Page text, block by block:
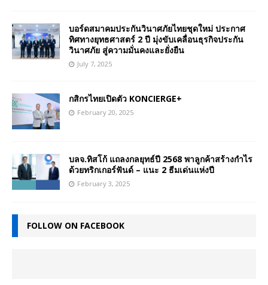
บอร์ดสมาคมประกันวินาศภัยไทยชุดใหม่ ประกาศ
ทิศทางยุทธศาสตร์ 2 ปี มุ่งขับเคลื่อนธุรกิจประกัน
วินาศภัย สู่ความมั่นคงและยั่งยืน
July 7, 2025
กสิกรไทยเปิดตัว KONCIERGE+
February 20, 2025
บลจ.ทิสโก้ แถลงกลยุทธ์ปี 2568 พาลูกค้าสร้างกำไร
ด้วยทริกเกอร์ฟันด์ – แนะ 2 ธีมเด่นแห่งปี
February 3, 2025
FOLLOW ON FACEBOOK